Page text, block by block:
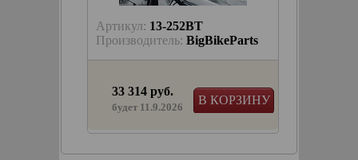
Артикул: 13-252BT
Производитель: BigBikeParts
В КОРЗИНУ
33 314 руб.
будет 11.9.2026